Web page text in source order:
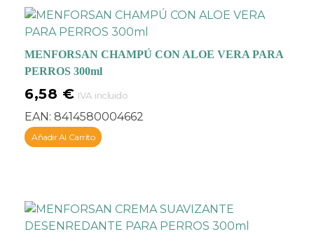
MENFORSAN CHAMPÚ CON ALOE VERA PARA
PERROS 300ml
6,58 € IVA incluido
EAN: 8414580004662
Añadir Al Carrito